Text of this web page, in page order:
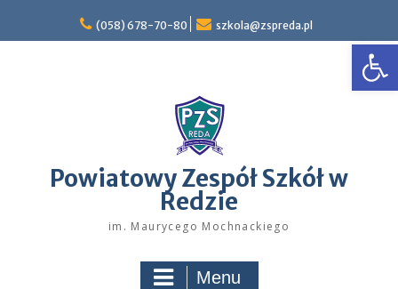
content
(058) 678-70-80 szkola@zspreda.pl
Powiatowy Zespół Szkół w
Redzie
im. Maurycego Mochnackiego
Menu